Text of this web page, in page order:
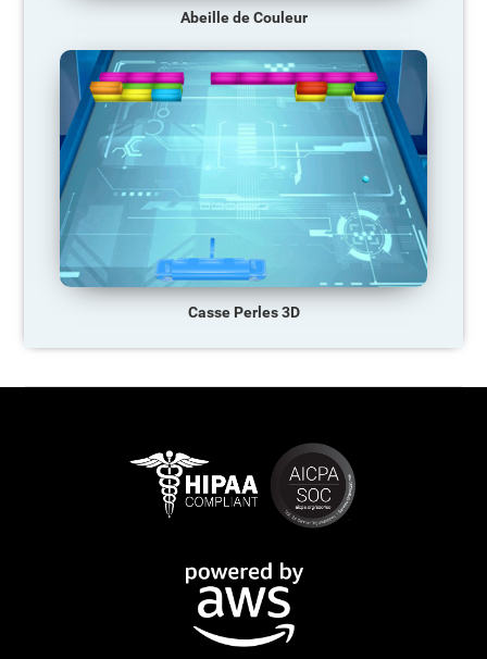
Abeille de Couleur
Casse Perles 3D